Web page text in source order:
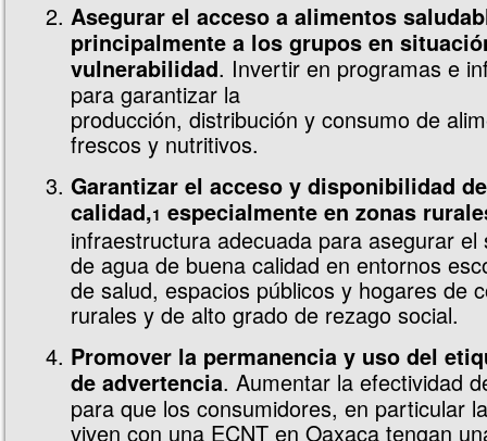
Asegurar el acceso a alimentos
principalmente a los grupos en
vulnerabilidad. Invertir en programas e
para garantizar la
producción, distribución y consumo de
frescos y nutritivos.
Garantizar el acceso y disponibilidad
calidad,1 especialmente en zonas
infraestructura adecuada para asegurar el
de agua de buena calidad en entornos
de salud, espacios públicos y hogares de
rurales y de alto grado de rezago social.
Promover la permanencia y uso del
de advertencia. Aumentar la efectividad
para que los consumidores, en particular
viven con una ECNT en Oaxaca tengan